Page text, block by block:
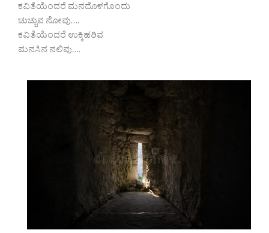
ಕವಿತೆಯೆಂದರೆ ಮನದೊಳಗೊಂದು
ಚುಚ್ಚುವ ನೋವು….
ಕವಿತೆಯೆಂದರೆ ಉಕ್ಕಿಹರಿವ
ಮನಸಿನ ನಲಿವು….